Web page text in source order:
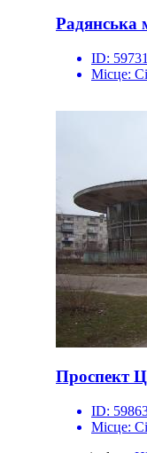
Радянська
ID: 59731
Місце:
Проспект
ID:
Місце: